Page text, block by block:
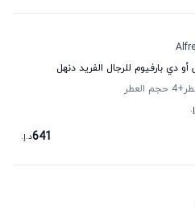
دي بارفيوم للرجال الفريد دنهل
+4
حجم العطر
641د.إ.